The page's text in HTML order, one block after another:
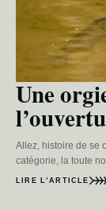
Une
Allez, histoire de se
catégorie, la toute
LIRE L’ARTICLE